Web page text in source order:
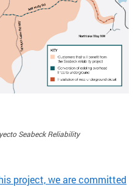
Seabeck Reliability
project, we are committed